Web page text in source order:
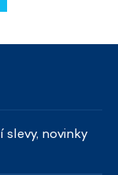
slevy, novinky